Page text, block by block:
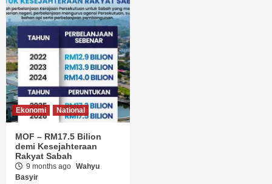
Ekonomi National
MOF – RM17.5 Bilion
demi Kesejahteraan
Rakyat Sabah
9 months ago Wahyu
Basyir